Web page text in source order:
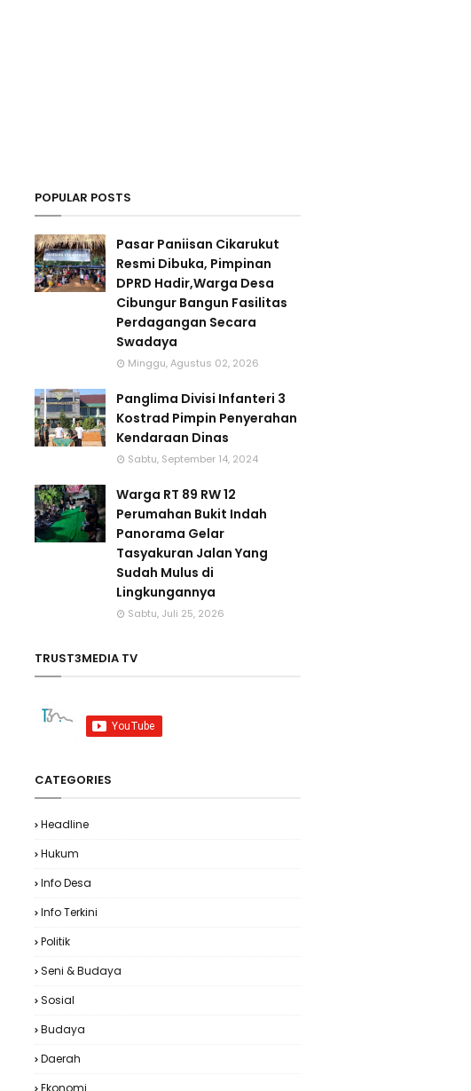
POPULAR POSTS
Pasar Paniisan Cikarukut
Resmi Dibuka, Pimpinan
DPRD Hadir,Warga Desa
Cibungur Bangun Fasilitas
Perdagangan Secara
Swadaya
Minggu, Agustus 02, 2026
Panglima Divisi Infanteri 3
Kostrad Pimpin Penyerahan
Kendaraan Dinas
Sabtu, September 14, 2024
Warga RT 89 RW 12
Perumahan Bukit Indah
Panorama Gelar
Tasyakuran Jalan Yang
Sudah Mulus di
Lingkungannya
Sabtu, Juli 25, 2026
TRUST3MEDIA TV
CATEGORIES
Headline
Hukum
Info Desa
Info Terkini
Politik
Seni & Budaya
Sosial
Budaya
Daerah
Ekonomi